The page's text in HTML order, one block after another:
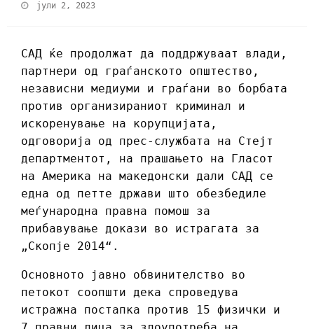
јули 2, 2023
САД ќе продолжат да поддржуваат влади,
партнери од граѓанското општество,
независни медиуми и граѓани во борбата
против организираниот криминал и
искоренување на корупцијата,
одговорија од прес-службата на Стејт
департментот, на прашањето на Гласот
на Америка на македонски дали САД се
една од петте држави што обезбедиле
меѓународна правна помош за
прибавување докази во истрагата за
„Скопје 2014“.
Основното јавно обвинителство во
петокот соопшти дека спроведува
истражна постапка против 15 физички и